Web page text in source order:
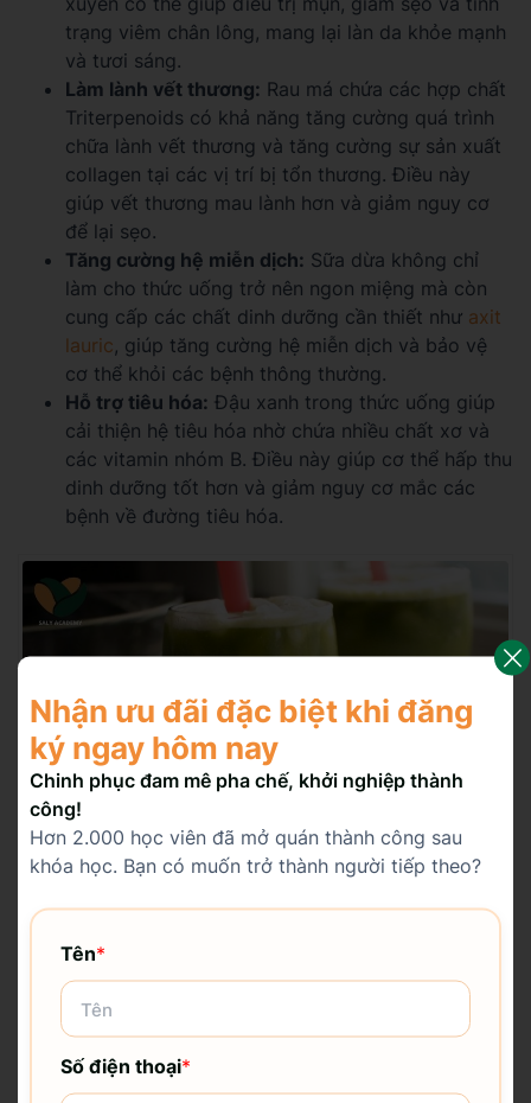
trạng viêm chân lông, mang lại làn da khỏe mạnh
và tươi sáng.
Làm lành vết thương: Rau má chứa các hợp chất
Triterpenoids có khả năng tăng cường quá trình
chữa lành vết thương và tăng cường sự sản xuất
collagen tại các vị trí bị tổn thương. Điều này
giúp vết thương mau lành hơn và giảm nguy cơ
để lại sẹo.
Tăng cường hệ miễn dịch: Sữa dừa không chỉ
làm cho thức uống trở nên ngon miệng mà còn
cung cấp các chất dinh dưỡng cần thiết như axit
lauric, giúp tăng cường hệ miễn dịch và bảo vệ
cơ thể khỏi các bệnh thông thường.
Hỗ trợ tiêu hóa: Đậu xanh trong thức uống giúp
cải thiện hệ tiêu hóa nhờ chứa nhiều chất xơ và
các vitamin nhóm B. Điều này giúp cơ thể hấp thu
dinh dưỡng tốt hơn và giảm nguy cơ mắc các
bệnh về đường tiêu hóa.
Lợi ích của món rau má đậu xanh sữa dừa
4. Tham gia khóa học rau má
Nhận ưu đãi đặc biệt khi đăng
ký ngay hôm nay
Chinh phục đam mê pha chế, khởi nghiệp thành
công!
Hơn 2.000 học viên đã mở quán thành công sau
khóa học. Bạn có muốn trở thành người tiếp theo?
Tên*
Số điện thoại*